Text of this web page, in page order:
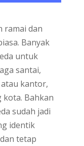
ramai dan
Banyak
untuk
santai,
kantor,
Bahkan
sudah jadi
identik
tetap